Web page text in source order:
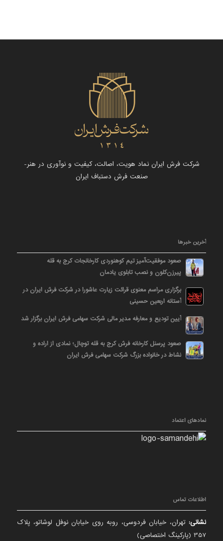
شرکت فرش ایران نماد هویت، اصالت، کیفیت و نوآوری در هنر-
صنعت فرش دستباف ایران
آخرین خبرها
صعود موفقیت‌آمیز تیم کوهنوردی کارخانجات کرج به قله
پیرزن‌کلون و نصب تابلوی یادمان
برگزاری مراسم معنوی قرائت زیارت عاشورا در شرکت فرش ایران در
آستانه اربعین حسینی
آیین تودیع و معارفه مدیر مالی شرکت سهامی فرش ایران برگزار شد
صعود پرسنل کارخانه فرش کرج به قله توچال؛ نمادی از اراده و
نشاط در خانواده بزرگ شرکت سهامی فرش ایران
نمادهای اعتماد
اطلاعات تماس
نشانی: تهران، خیابان فردوسی، روبه روی خیابان نوفل لوشاتو، پلاک
357 (پارکینگ اختصاصی)